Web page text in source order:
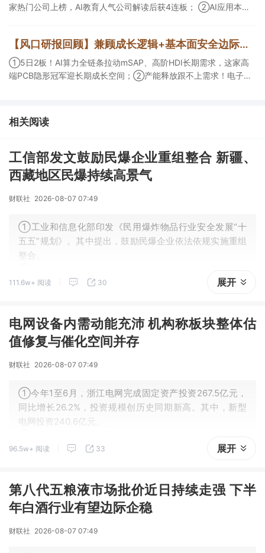
家热门公司上榜，AI教育人气公司解读后获4连板； ②AI应用本周
角前瞻产业供需情况，提及2家核心公司双双涨停。
【风口研报回顾】兼顾成长逻辑+基本面安全边际！王牌自营前瞻覆盖“pcb+MLCC+电子布”，梳理AI产业链优质标的“深坑起跳”
①5日2板！AI算力全链条拉动mSAP、高阶HDI长期需求，这家高
端PCB隐形冠军迎长期成长空间；②产能释放跟不上需求！电子布
价预期暂未被市场定价，王牌自营前瞻捕捉“预期差”，3日大涨
26%。
相关阅读
工信部发文鼓励民爆企业重组整合 新疆、
西藏地区民爆持续高景气
财联社 2026-08-07 07:49
①工业和信息化部印发《民用爆炸物品行业安全发展“十
五五”规划》。其中提出，鼓励民爆企业依法依规实施重组
整合。
民爆需求快速增长。
111.6w+ 阅读 30 展开
电网设备内需动能充沛 机构称板块整体估
值修复与催化空间并存
财联社 2026-08-07 07:49
①今年1至6月，浙江电网完成固定资产投资267.5亿元，
同比增长26.2%，投资规模创历史同期新高。其中，新型
电网投资240.6亿元。
额持续增长。
96.5w+ 阅读 33 展开
第八代五粮液市场批价近日持续走强 下半
年白酒行业有望边际企稳
财联社 2026-08-07 07:49